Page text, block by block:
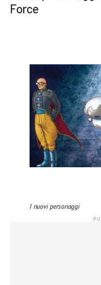
Force
I nuovi personaggi